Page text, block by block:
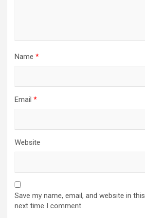
Name *
Email *
Website
Save my name, email, and website in
next time I comment.